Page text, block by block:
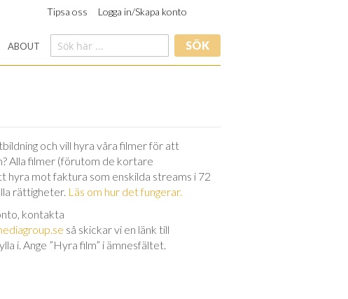
Tipsa oss Logga in/Skapa konto
ABOUT SÖK
och vill hyra våra filmer för att
Alla filmer (förutom de kortare
hyra mot faktura som enskilda streams i 72
rättigheter. Läs om hur det fungerar.
kontakta
så skickar vi en länk till
i. Ange ”Hyra film” i ämnesfältet.